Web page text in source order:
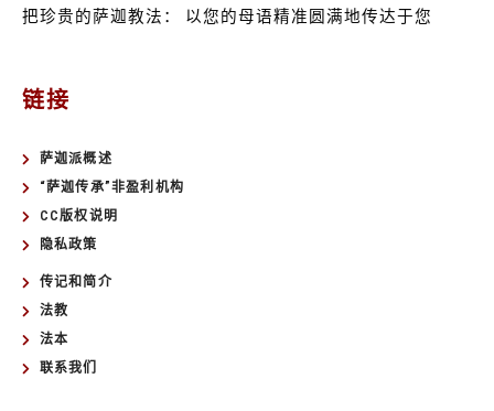
把珍贵的萨迦教法： 以您的母语精准圆满地传达于您
链接
萨迦派概述
“萨迦传承”非盈利机构
CC版权说明
隐私政策
传记和简介
法教
法本
联系我们